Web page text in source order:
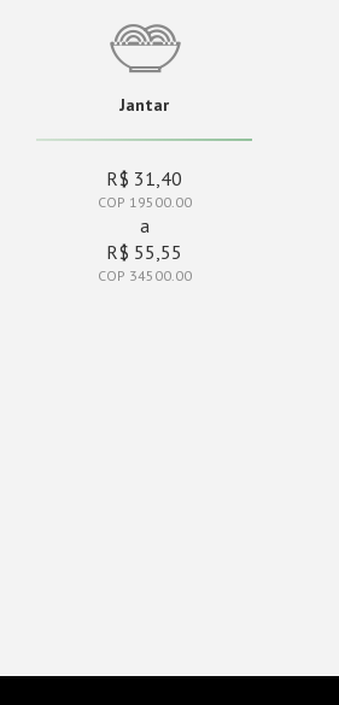
Jantar
R$ 31,40
COP 19500.00
a
R$ 55,55
COP 34500.00